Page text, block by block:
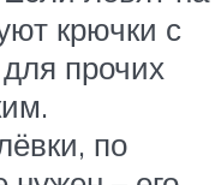
крючки с
прочих
по